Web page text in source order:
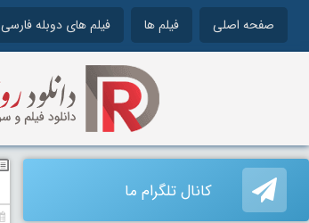
صفحه اصلی فیلم ها فیلم های دوبله فارسی
کانال تلگرام ما